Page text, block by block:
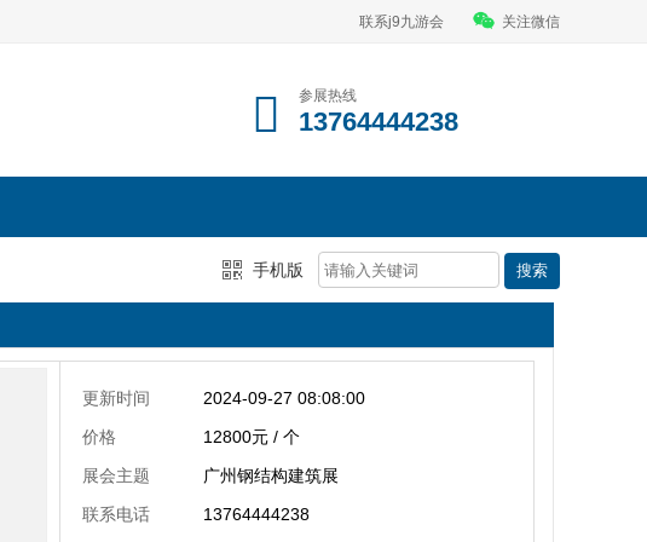
联系j9九游会 关注微信
参展热线
13764444238
手机版
更新时间
2024-09-27 08:08:00
价格
12800元 / 个
展会主题
广州钢结构建筑展
联系电话
13764444238